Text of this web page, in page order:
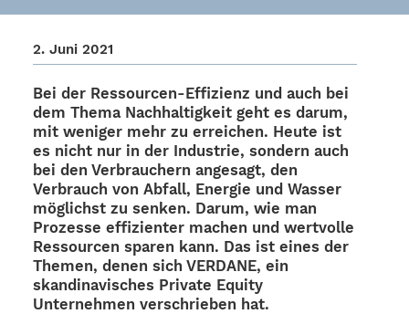
2. Juni 2021
Bei der Ressour­cen-Effi­­zi­enz und auch bei
dem Thema Nach­hal­tig­keit geht es darum,
mit weni­ger mehr zu errei­chen. Heute ist
es nicht nur in der Indus­trie, sondern auch
bei den Verbrau­chern ange­sagt, den
Verbrauch von Abfall, Ener­gie und Wasser
möglichst zu senken. Darum, wie man
Prozesse effi­zi­en­ter machen und wert­volle
Ressour­cen sparen kann. Das ist eines der
Themen, denen sich VERDANE, ein
skan­di­na­vi­sches Private Equity
Unter­neh­men verschrie­ben hat.